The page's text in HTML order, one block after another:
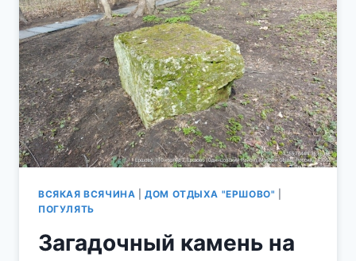
ВСЯКАЯ ВСЯЧИНА |ДОМ ОТДЫХА "ЕРШОВО"
ПОГУЛЯТЬ
Загадочный камень на